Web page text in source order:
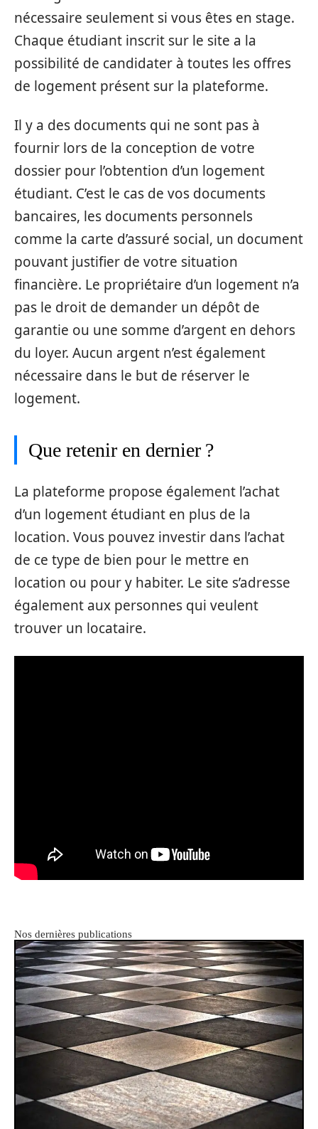
nécessaire seulement si vous êtes en stage.
Chaque étudiant inscrit sur le site a la
possibilité de candidater à toutes les offres
de logement présent sur la plateforme.
Il y a des documents qui ne sont pas à
fournir lors de la conception de votre
dossier pour l’obtention d’un logement
étudiant. C’est le cas de vos documents
bancaires, les documents personnels
comme la carte d’assuré social, un document
pouvant justifier de votre situation
financière. Le propriétaire d’un logement n’a
pas le droit de demander un dépôt de
garantie ou une somme d’argent en dehors
du loyer. Aucun argent n’est également
nécessaire dans le but de réserver le
logement.
Que retenir en dernier ?
La plateforme propose également l’achat
d’un logement étudiant en plus de la
location. Vous pouvez investir dans l’achat
de ce type de bien pour le mettre en
location ou pour y habiter. Le site s’adresse
également aux personnes qui veulent
trouver un locataire.
Nos dernières publications